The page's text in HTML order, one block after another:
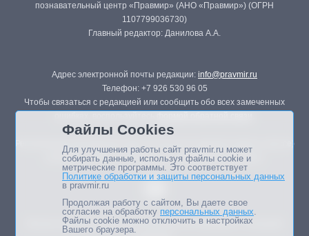
познавательный центр «Правмир» (АНО «Правмир») (ОГРН
1107799036730)
Главный редактор: Данилова А.А.
Адрес электронной почты редакции: info@pravmir.ru
Телефон: +7 926 530 96 05
Чтобы связаться с редакцией или сообщить обо всех замеченных
Републикация материалов сайта в печатных изданиях (книгах, прессе)
возможна только с письменного разрешения редакции.
Мнение авторов статей портала может не совпадать с позицией
Файлы Cookies
Для улучшения работы сайт pravmir.ru может
собирать данные, используя файлы cookie и
метрические программы. Это соответствует
Политике обработки и защиты персональных данных
в pravmir.ru
Продолжая работу с сайтом, Вы даете свое
согласие на обработку персональных данных.
Файлы cookie можно отключить в настройках
Вашего браузера.